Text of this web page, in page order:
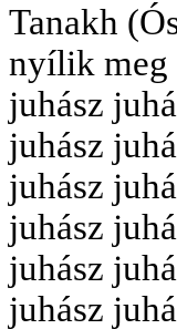
Tanakh
nyílik meg
juhász
juhász
juhász
juhász
juhász
juhász